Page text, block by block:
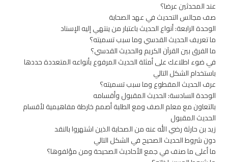
عند المحدثين عرضا؟
صف مجالس التحديث في عهد الصحابة
الوحدة الرابعة: أنواع الحديث باعتبار من ينتهي إليه الإسناد
ما تعريف الحديث القدسي وما سبب تسميته؟
ما الفرق بين القرآن الكريم والحديث القدسي؟
في ضوء اطلاعك على أمثلة الحديث المرفوع بأنواعه المتعددة حددها
باستخدام الشكل التالي
عرف الحديث المقطوع وما سبب تسميته؟
الوحدة السادسة: الحديث المقبول وأقسامه
بالتعاون مع معلم الصف ومع الطلبة أصمم خارطة مفاهيمية لأقسام
الحديث المقبول
زيد بن حارثة رضي الله عنه من الصحابة الذين اشتهروا بالنقد
دون شروط الحديث الصحيح في الشكل التالي
ما أعلى ما صنف في جمع الأحاديث الصحيحة ومن مؤلفوها؟